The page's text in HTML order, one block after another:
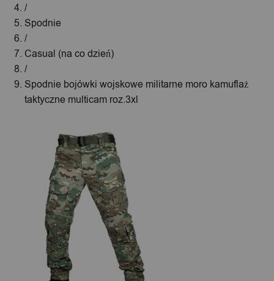
/
Spodnie
/
Casual (na co dzień)
/
Spodnie bojówki wojskowe militarne moro kamuflaż
taktyczne multicam roz.3xl